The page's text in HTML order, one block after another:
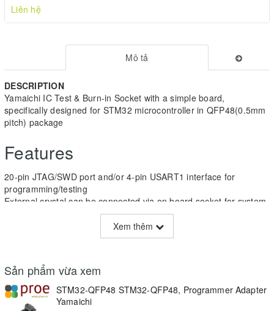
Liên hệ
Mô tả
DESCRIPTION
Yamaichi IC Test & Burn-in Socket with a simple board,
specifically designed for STM32 microcontroller in QFP48(0.5mm
pitch) package
Features
20-pin JTAG/SWD port and/or 4-pin USART1 interface for
programming/testing
External crystal can be connected via on board socket for system
Onboard 32.768K crystal oscillator
Two LED indicators for testing, which are connected to the I/O
All the MCU pins are accessible on expansion connectors
pin header pitch: 2.54mm(100mil)
Supported Devices
Xem thêm
Sản phẩm vừa xem
STM32-QFP48 STM32-QFP48, Programmer Adapter
Yamaichi